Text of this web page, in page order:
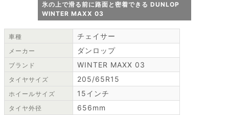
氷の上で滑る前に路面と密着できる DUNLOP
WINTER MAXX 03
車種 チェイサー
メーカー ダンロップ
ブランド WINTER MAXX 03
タイヤサイズ 205/65R15
ホイールサイズ 15インチ
タイヤ外径 656mm